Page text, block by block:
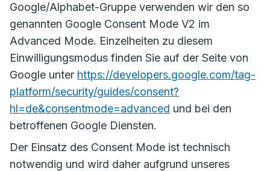
Google/Alphabet-Gruppe verwenden wir den so
genannten Google Consent Mode V2 im
Advanced Mode. Einzelheiten zu diesem
Einwilligungsmodus finden Sie auf der Seite von
Google unter https://developers.google.com/tag-
platform/security/guides/consent?
hl=de&consentmode=advanced und bei den
betroffenen Google Diensten.
Der Einsatz des Consent Mode ist technisch
notwendig und wird daher aufgrund unseres